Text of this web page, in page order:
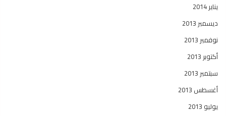
يناير 2014
ديسمبر 2013
نوفمبر 2013
أكتوبر 2013
سبتمبر 2013
أغسطس 2013
يوليو 2013